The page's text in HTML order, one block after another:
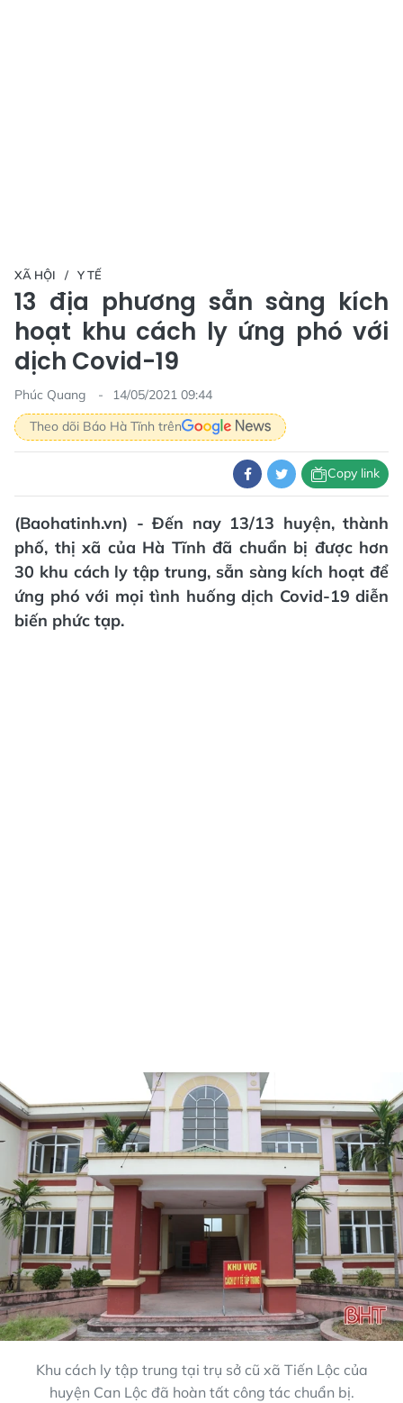
XÃ HỘI Y TẾ
13 địa phương sẵn sàng kích
hoạt khu cách ly ứng phó với
dịch Covid-19
Phúc Quang
14/05/2021 09:44
Theo dõi Báo Hà Tĩnh trên
Copy link
(Baohatinh.vn) - Đến nay 13/13 huyện, thành
phố, thị xã của Hà Tĩnh đã chuẩn bị được hơn
30 khu cách ly tập trung, sẵn sàng kích hoạt để
ứng phó với mọi tình huống dịch Covid-19 diễn
biến phức tạp.
Khu cách ly tập trung tại trụ sở cũ xã Tiến Lộc của
huyện Can Lộc đã hoàn tất công tác chuẩn bị.